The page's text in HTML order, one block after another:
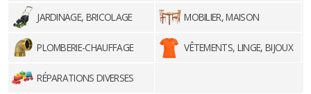
JARDINAGE, BRICOLAGE
MOBILIER, MAISON
PLOMBERIE-CHAUFFAGE VÊTEMENTS, LINGE, BIJOUX
RÉPARATIONS DIVERSES